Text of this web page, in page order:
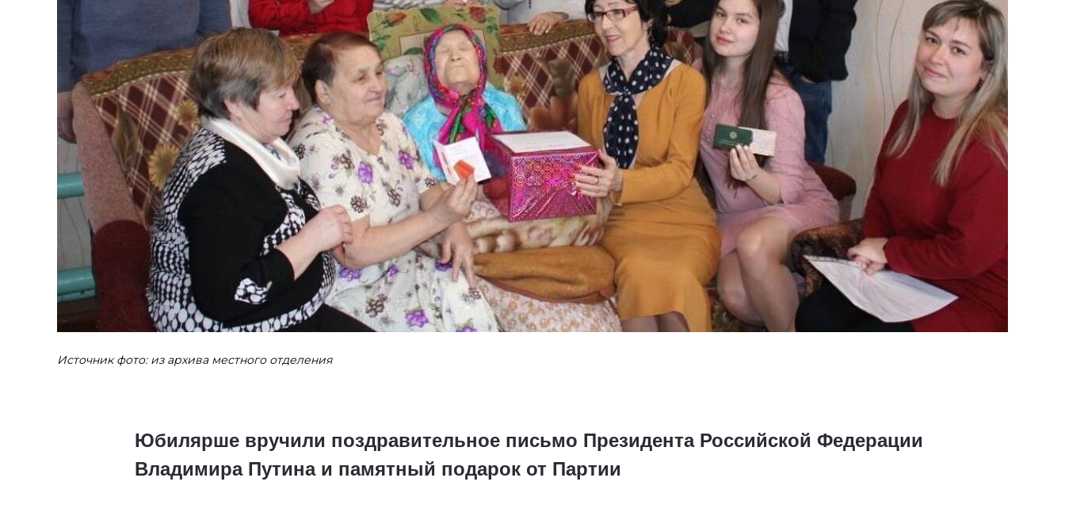
Источник фото: из архива местного отделения
Юбилярше вручили поздравительное письмо Президента Российской Федерации
Владимира Путина и памятный подарок от Партии